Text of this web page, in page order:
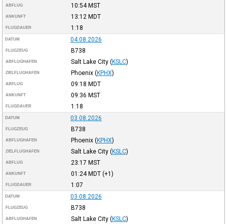
ABFLUG 10:54MST
ANKUNFT 13:12 MDT
FLUGDAUER 1:18
DATUM 04.08.2026
FLUGZEUG B738
ABFLUGHAFEN Salt Lake City (KSLC)
ZIELFLUGHAFEN Phoenix (KPHX)
ABFLUG 09:18 MDT
ANKUNFT 09:36 MST
FLUGDAUER 1:18
DATUM 03.08.2026
FLUGZEUG B738
ABFLUGHAFEN Phoenix (KPHX)
ZIELFLUGHAFEN Salt Lake City (KSLC)
ABFLUG 23:17 MST
ANKUNFT 01:24MDT(+1)
FLUGDAUER 1:07
DATUM 03.08.2026
FLUGZEUG B738
ABFLUGHAFEN Salt Lake City (KSLC)